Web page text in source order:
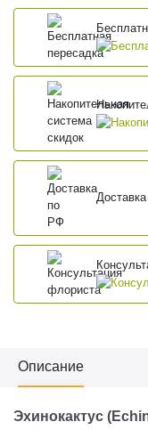
Описание
Эхинокактус (